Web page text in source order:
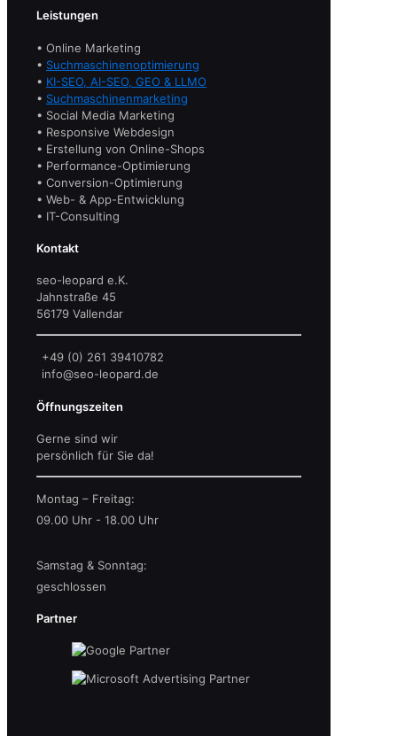
Leistungen
• Online Marketing
• Suchmaschinenoptimierung
• KI-SEO, AI-SEO, GEO & LLMO
• Suchmaschinenmarketing
• Social Media Marketing
• Responsive Webdesign
• Erstellung von Online-Shops
• Performance-Optimierung
• Conversion-Optimierung
• Web- & App-Entwicklung
• IT-Consulting
Kontakt
seo-leopard e.K.
Jahnstraße 45
56179 Vallendar
+49 (0) 261 39410782
info@seo-leopard.de
Öffnungszeiten
Gerne sind wir
persönlich für Sie da!
Montag – Freitag:
09.00 Uhr - 18.00 Uhr
Samstag & Sonntag:
geschlossen
Partner